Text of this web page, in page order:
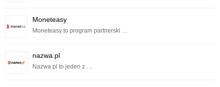
Moneteasy
Moneteasy to program partnerski …
nazwa.pl
Nazwa.pl to jeden z …